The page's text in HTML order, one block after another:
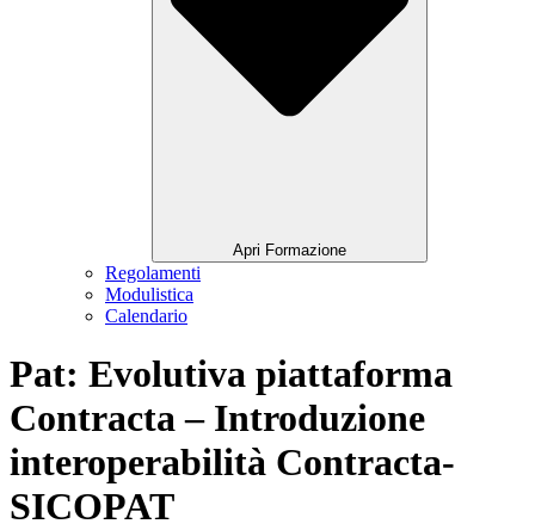
Apri Formazione
Regolamenti
Modulistica
Calendario
Pat: Evolutiva piattaforma
Contracta – Introduzione
interoperabilità Contracta-
SICOPAT